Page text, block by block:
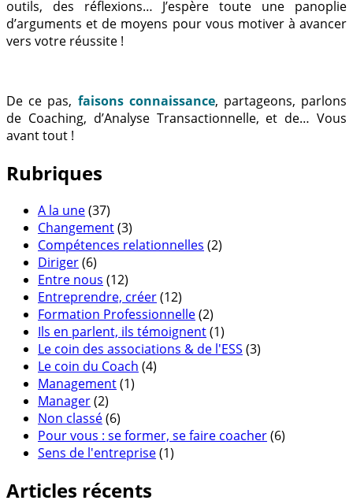
outils, des réflexions… J’espère toute une panoplie
d’arguments et de moyens pour vous motiver à avancer
vers votre réussite !
De ce pas, faisons connaissance, partageons, parlons
de Coaching, d’Analyse Transactionnelle, et de… Vous
avant tout !
Rubriques
A la une(37)
Changement(3)
Compétences relationnelles (2)
Diriger(6)
Entre nous (12)
Entreprendre, créer(12)
Formation Professionnelle(2)
Ils en parlent, ils témoignent(1)
Le coin des associations & de l'ESS (3)
Le coin du Coach (4)
Management(1)
Manager(2)
Non classé(6)
Pour vous : se former, se faire coacher(6)
Sens de l'entreprise(1)
Articles récents